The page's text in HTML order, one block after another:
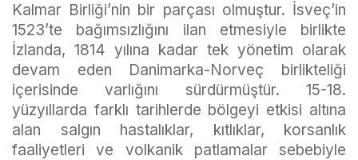
Kalmar Birliği’nin bir parçası olmuştur. İsveç’in
1523’te bağımsızlığını ilan etmesiyle birlikte
İzlanda, 1814 yılına kadar tek yönetim olarak
devam eden Danimarka-Norveç birlikteliği
içerisinde varlığını sürdürmüştür. 15-18.
yüzyıllarda farklı tarihlerde bölgeyi etkisi altına
alan salgın hastalıklar, kıtlıklar, korsanlık
faaliyetleri ve volkanik patlamalar sebebiyle